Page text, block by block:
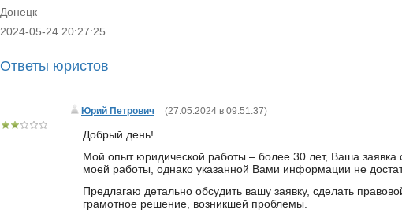
Донецк
|
2024-05-24 20:27:25
Ответы юристов
Юрий Петрович (27.05.2024 в 09:51:37)
Добрый день!
Мой опыт юридической работы – более 30 лет, Ваша заявка
моей работы, однако указанной Вами информации не
Предлагаю детально обсудить вашу заявку, сделать
грамотное решение, возникшей проблемы.